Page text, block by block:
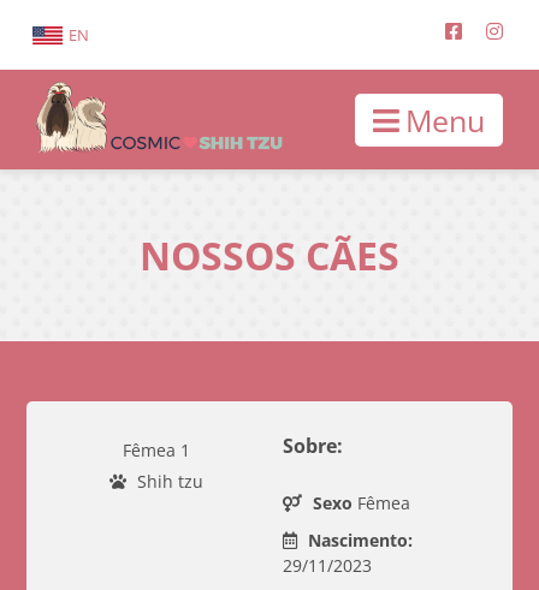
EN
Menu
NOSSOS CÃES
Fêmea 1
Shih tzu
Sobre:
Sexo Fêmea
Nascimento:
29/11/2023